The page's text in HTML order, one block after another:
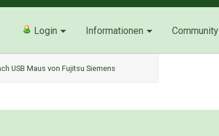
Login Informationen Community
USB Maus von Fujitsu Siemens